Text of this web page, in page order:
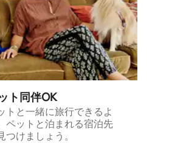
ト同⁠伴OK
トと一緒に旅行できるよ
ペットと泊まれる宿泊先
つけましょう。